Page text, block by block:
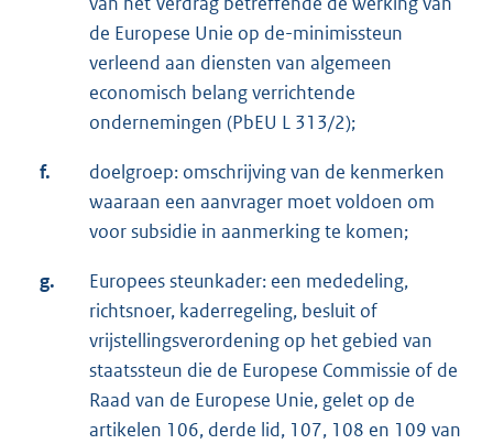
de Europese Unie op de-minimissteun
verleend aan diensten van algemeen
economisch belang verrichtende
ondernemingen (PbEU L 313/2);
f.
doelgroep: omschrijving van de kenmerken
waaraan een aanvrager moet voldoen om
voor subsidie in aanmerking te komen;
g.
Europees steunkader: een mededeling,
richtsnoer, kaderregeling, besluit of
vrijstellingsverordening op het gebied van
staatssteun die de Europese Commissie of de
Raad van de Europese Unie, gelet op de
artikelen 106, derde lid, 107, 108 en 109 van